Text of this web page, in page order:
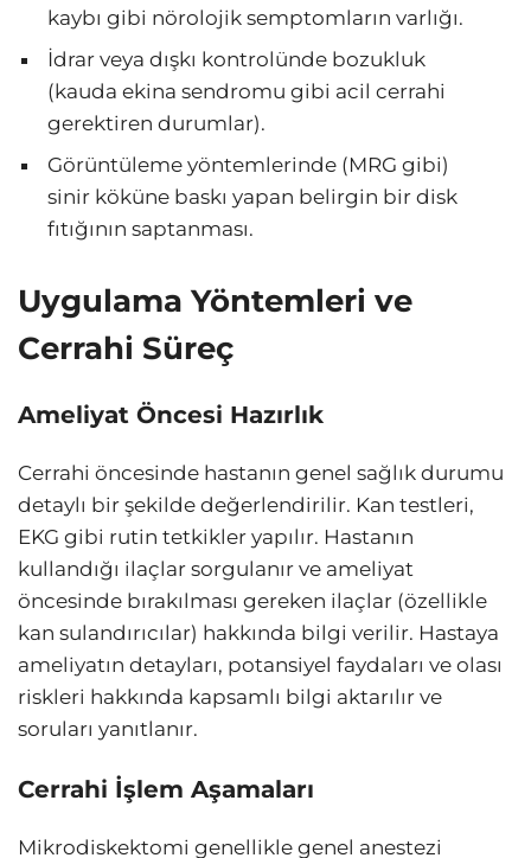
kaybı gibi nörolojik semptomların varlığı.
İdrar veya dışkı kontrolünde bozukluk
(kauda ekina sendromu gibi acil cerrahi
gerektiren durumlar).
Görüntüleme yöntemlerinde (MRG gibi)
sinir köküne baskı yapan belirgin bir disk
fıtığının saptanması.
Uygulama Yöntemleri ve
Cerrahi Süreç
Ameliyat Öncesi Hazırlık
Cerrahi öncesinde hastanın genel sağlık durumu
detaylı bir şekilde değerlendirilir. Kan testleri,
EKG gibi rutin tetkikler yapılır. Hastanın
kullandığı ilaçlar sorgulanır ve ameliyat
öncesinde bırakılması gereken ilaçlar (özellikle
kan sulandırıcılar) hakkında bilgi verilir. Hastaya
ameliyatın detayları, potansiyel faydaları ve olası
riskleri hakkında kapsamlı bilgi aktarılır ve
soruları yanıtlanır.
Cerrahi İşlem Aşamaları
Mikrodiskektomi genellikle genel anestezi